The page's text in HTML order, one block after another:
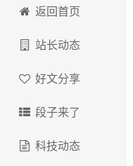
卢松松博客
返回首页
站长动态
好文分享
段子来了
科技动态